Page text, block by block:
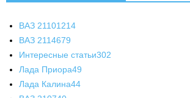
ВАЗ 21101214
ВАЗ 2114679
Интересные статьи302
Лада Приора49
Лада Калина44